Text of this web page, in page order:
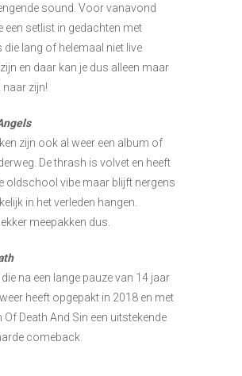
sound. Voor vanavond
een setlist in gedachten met
lang of helemaal niet live
en daar kan je dus alleen maar
naar zijn!
zijn ook al weer een album of
De thrash is volvet en heeft
oldschool vibe maar blijft nergens
in het verleden hangen.
meepakken dus.
na een lange pauze van 14 jaar
heeft opgepakt in 2018 en met
Of Death And Sin een uitstekende
comeback.